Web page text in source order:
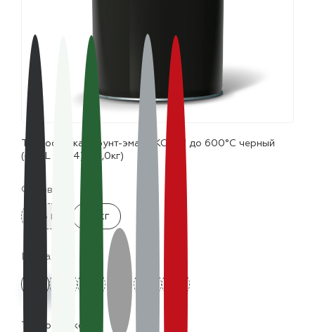
и эмали
Термостойкая грунт-эмаль КО-811 до 600°С черный
(~RAL 9004) (25,0кг)
Фасовка:
0.8 кг 25 кг
Цвета:
Термостойкость: